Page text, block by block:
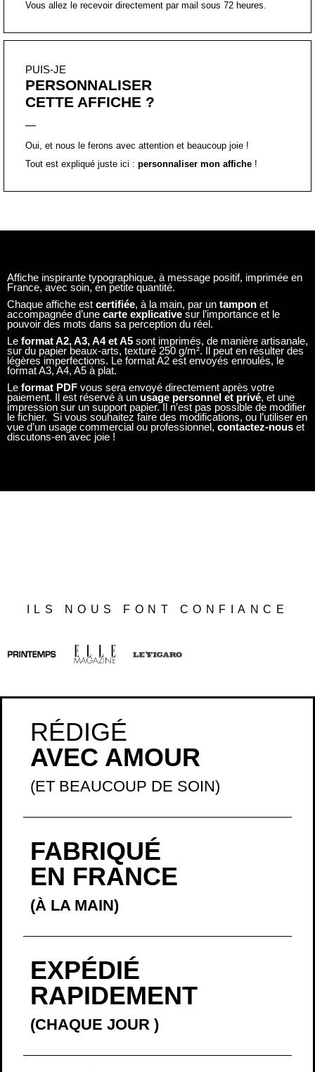
Vous allez le recevoir directement par mail sous 72 heures.
PUIS-JE
PERSONNALISER
CETTE AFFICHE ?
Oui, et nous le ferons avec attention et beaucoup joie !
Tout est expliqué juste ici : personnaliser mon affiche !
Affiche inspirante typographique, à message positif, imprimée en
France, avec soin, en petite quantité.
Chaque affiche est certifiée, à la main, par un tampon et
accompagnée d’une carte explicative sur l’importance et le
pouvoir des mots dans sa perception du réel.
Le format A2, A3, A4 et A5 sont imprimés, de manière artisanale,
sur du papier beaux-arts, texturé 250 g/m². Il peut en résulter des
légères imperfections. Le format A2 est envoyés enroulés, le
format A3, A4, A5 à plat.
Le format PDF vous sera envoyé directement après votre
paiement. Il est réservé à un usage personnel et privé, et une
impression sur un support papier. Il n’est pas possible de modifier
le fichier. Si vous souhaitez faire des modifications, ou l’utiliser en
vue d’un usage commercial ou professionnel, contactez-nous et
discutons-en avec joie !
ILS NOUS FONT CONFIANCE
RÉDIGÉ
AVEC AMOUR
(ET BEAUCOUP DE SOIN)
FABRIQUÉ
EN FRANCE
(À LA MAIN)
EXPÉDIÉ
RAPIDEMENT
(CHAQUE JOUR )